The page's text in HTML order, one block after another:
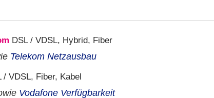
DSL / VDSL, Hybrid, Fiber
Telekom Netzausbau
/ VDSL, Fiber, Kabel
Vodafone Verfügbarkeit